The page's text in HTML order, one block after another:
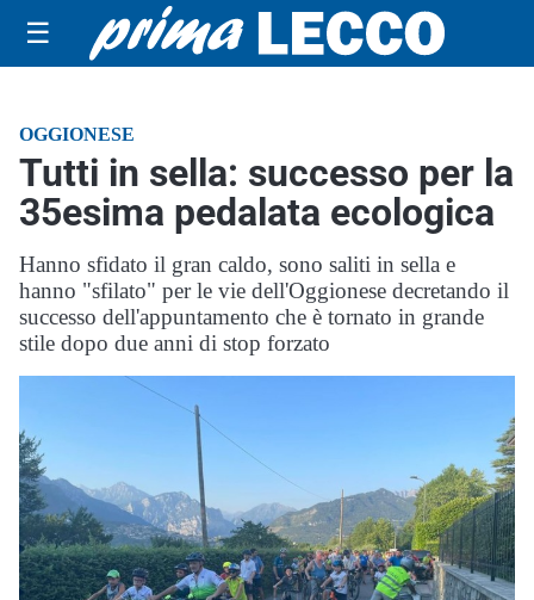
☰
OGGIONESE
Tutti in sella: successo per la
35esima pedalata ecologica
Hanno sfidato il gran caldo, sono saliti in sella e
hanno "sfilato" per le vie dell'Oggionese decretando il
successo dell'appuntamento che è tornato in grande
stile dopo due anni di stop forzato